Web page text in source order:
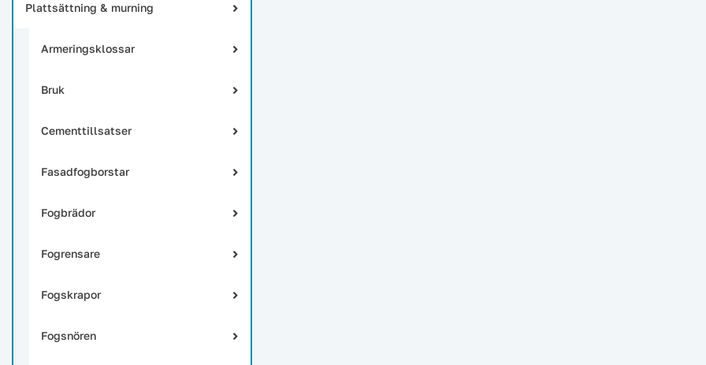
Plattsättning & murning
Armeringsklossar
Bruk
Cementtillsatser
Fasadfogborstar
Fogbrädor
Fogrensare
Fogskrapor
Fogsnören